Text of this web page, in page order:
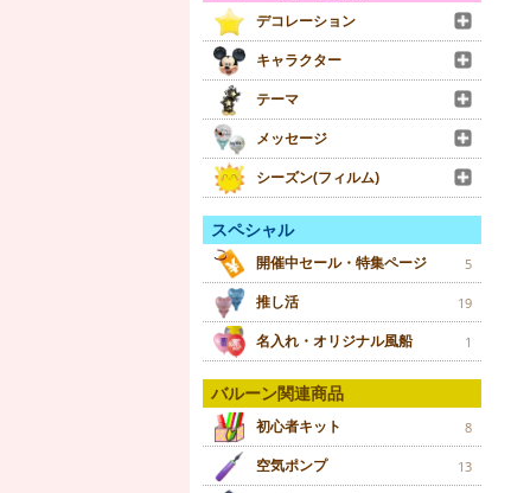
デコレーション
キャラクター
テーマ
メッセージ
シーズン(フィルム)
スペシャル
開催中セール・特集ページ 5
推し活 19
名入れ・オリジナル風船 1
バルーン関連商品
初心者キット 8
空気ポンプ 13